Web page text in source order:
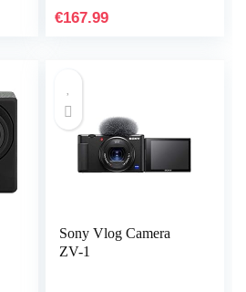
Digitale Zoom 3.0 Inch
€167.99
Sony Vlog Camera
ZV-1